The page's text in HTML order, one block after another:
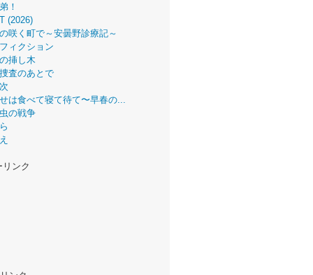
！
(2026)
咲く町で～安曇野診療記～
ィクション
挿し木
査のあとで
は食べて寝て待て〜早春の...
の戦争
ンク